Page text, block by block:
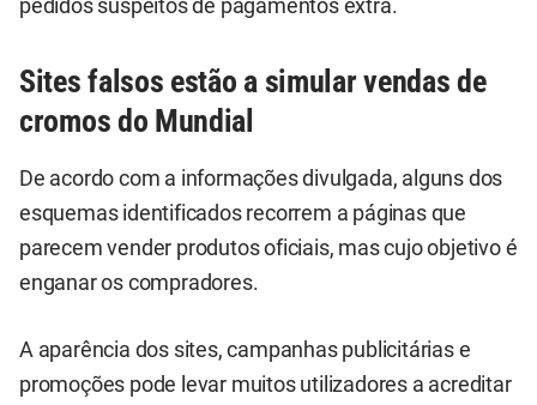
pedidos suspeitos de pagamentos extra.
Sites falsos estão a simular vendas de
cromos do Mundial
De acordo com a informações divulgada, alguns dos
esquemas identificados recorrem a páginas que
parecem vender produtos oficiais, mas cujo objetivo é
enganar os compradores.
A aparência dos sites, campanhas publicitárias e
promoções pode levar muitos utilizadores a acreditar